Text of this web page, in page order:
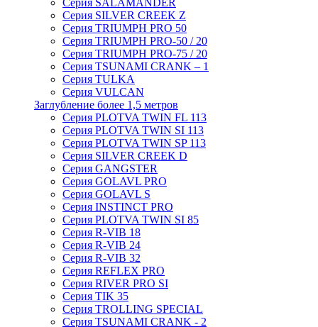
Серия SALAMANDER
Серия SILVER CREEK Z
Серия TRIUMPH PRO 50
Серия TRIUMPH PRO-50 / 20
Серия TRIUMPH PRO-75 / 20
Серия TSUNAMI CRANK – 1
Серия TULKA
Серия VULCAN
Заглубление более 1,5 метров
Серия PLOTVA TWIN FL 113
Серия PLOTVA TWIN SI 113
Серия PLOTVA TWIN SP 113
Серия SILVER CREEK D
Серия GANGSTER
Серия GOLAVL PRO
Серия GOLAVL S
Серия INSTINCT PRO
Серия PLOTVA TWIN SI 85
Серия R-VIB 18
Серия R-VIB 24
Серия R-VIB 32
Серия REFLEX PRO
Серия RIVER PRO SI
Серия TIK 35
Серия TROLLING SPECIAL
Серия TSUNAMI CRANK - 2